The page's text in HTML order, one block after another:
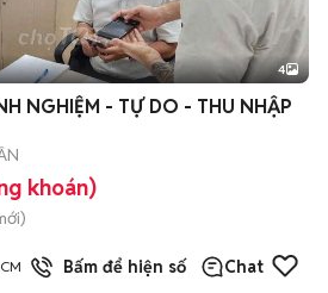
4
NGHIỆM - TỰ DO - THU NHẬP
khoán)
1đã bánBấm để hiện số Chat